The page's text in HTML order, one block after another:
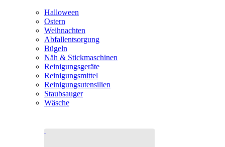
Halloween
Ostern
Weihnachten
Abfallentsorgung
Bügeln
Näh & Stickmaschinen
Reinigungsgeräte
Reinigungsmittel
Reinigungsutensilien
Staubsauger
Wäsche